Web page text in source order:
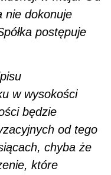
nie dokonuje
postępuje
w wysokości
będzie
od tego
chyba że
które